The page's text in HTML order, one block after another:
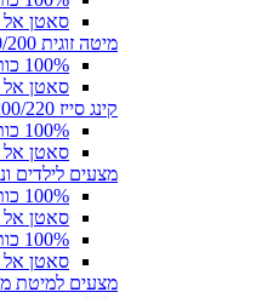
סאטן
מיטה זוגית 180/200
100% כותנה
סאטן
קינג סייז 200/220
100% כותנה
סאטן
מצעים לילדים
100% כותנה מיטת יחיד 90/200
סאטן אל
100% כותנה מיטה וחצי 120/200
סאטן אל
מצעים למיטת